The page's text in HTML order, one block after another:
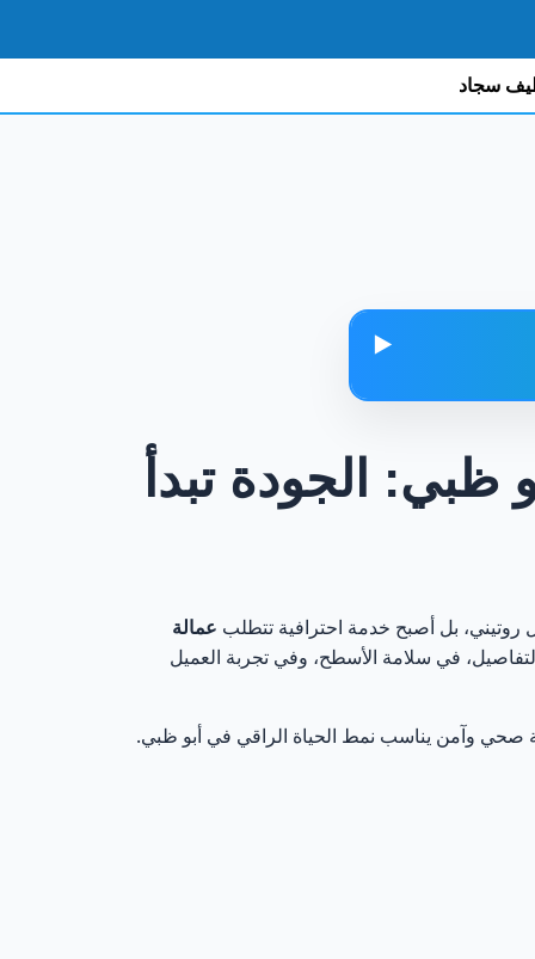
سجاد
▶️
ظبي: الجودة تبدأ
روتيني، بل أصبح خدمة احترافية تتطلب عمالة
في سلامة الأسطح، وفي تجربة العميل
صحي وآمن يناسب نمط الحياة الراقي في أبو ظبي.